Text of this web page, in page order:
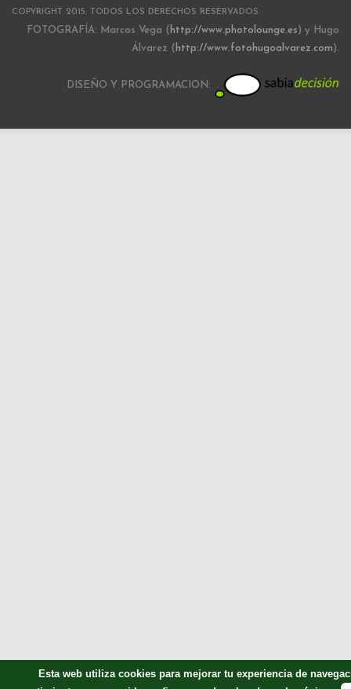
COPYRIGHT 2015. TODOS LOS DERECHOS RESERVADOS
FOTOGRAFÍA: Marcos Vega ( http://www.photolounge.es) y Hugo
Álvarez ( http://www.fotohugoalvarez.com).
DISEÑO Y PROGRAMACION:
Esta web utiliza cookies para mejorar tu experiencia de